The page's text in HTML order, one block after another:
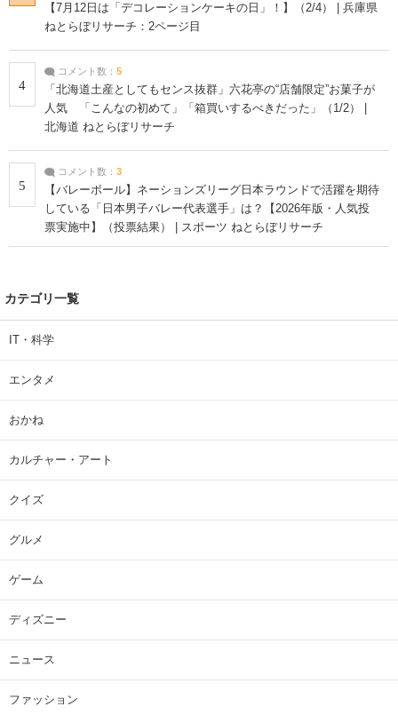
【7月12日は「デコレーションケーキの日」！】（2/4） | 兵庫県
ねとらぼリサーチ：2ページ目
4
コメント数： 5
「北海道土産としてもセンス抜群」六花亭の“店舗限定”お菓子が
人気 「こんなの初めて」「箱買いするべきだった」（1/2） |
北海道 ねとらぼリサーチ
5
コメント数： 3
【バレーボール】ネーションズリーグ日本ラウンドで活躍を期待
している「日本男子バレー代表選手」は？【2026年版・人気投
票実施中】（投票結果） | スポーツ ねとらぼリサーチ
カテゴリ一覧
IT・科学
エンタメ
おかね
カルチャー・アート
クイズ
グルメ
ゲーム
ディズニー
ニュース
ファッション